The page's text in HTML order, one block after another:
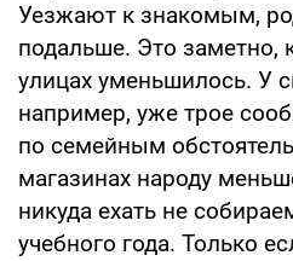
Уезжают к знакомым,
подальше. Это заметно,
улицах уменьшилось. У
например, уже трое
по семейным
магазинах народу
никуда ехать не
учебного года. Только